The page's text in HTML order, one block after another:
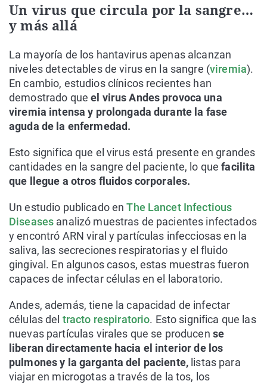
Un virus que circula por la sangre…
y más allá
La mayoría de los hantavirus apenas alcanzan
niveles detectables de virus en la sangre (viremia).
En cambio, estudios clínicos recientes han
demostrado que el virus Andes provoca una
viremia intensa y prolongada durante la fase
aguda de la enfermedad.
Esto significa que el virus está presente en grandes
cantidades en la sangre del paciente, lo quefacilita
que llegue a otros fluidos corporales.
Un estudio publicado enThe Lancet Infectious
Diseases analizó muestras de pacientes infectados
y encontró ARN viral y partículas infecciosas en la
saliva, las secreciones respiratorias y el fluido
gingival. En algunos casos, estas muestras fueron
capaces de infectar células en el laboratorio.
Andes, además, tiene la capacidad de infectar
células del tracto respiratorio. Esto significa que las
nuevas partículas virales que se producen se
liberan directamente hacia el interior de los
pulmones y la garganta del paciente, listas para
viajar en microgotas a través de la tos, los